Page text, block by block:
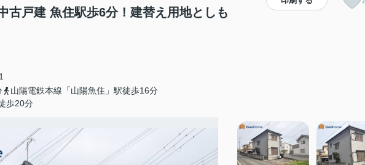
戸建 魚住駅歩6分！建替え用地としも
山陽電鉄本線「山陽魚住」駅徒歩16分
歩20分